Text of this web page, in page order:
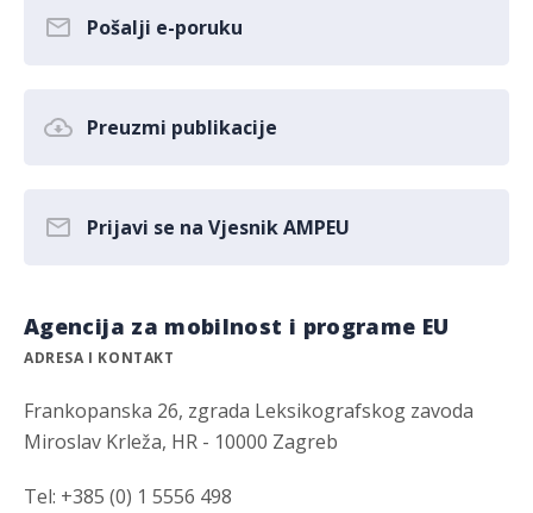
Pošalji e-poruku
Preuzmi publikacije
Prijavi se na Vjesnik AMPEU
Agencija za mobilnost i programe EU
ADRESA I KONTAKT
Frankopanska 26, zgrada Leksikografskog zavoda
Miroslav Krleža, HR - 10000 Zagreb
Tel: +385 (0) 1 5556 498